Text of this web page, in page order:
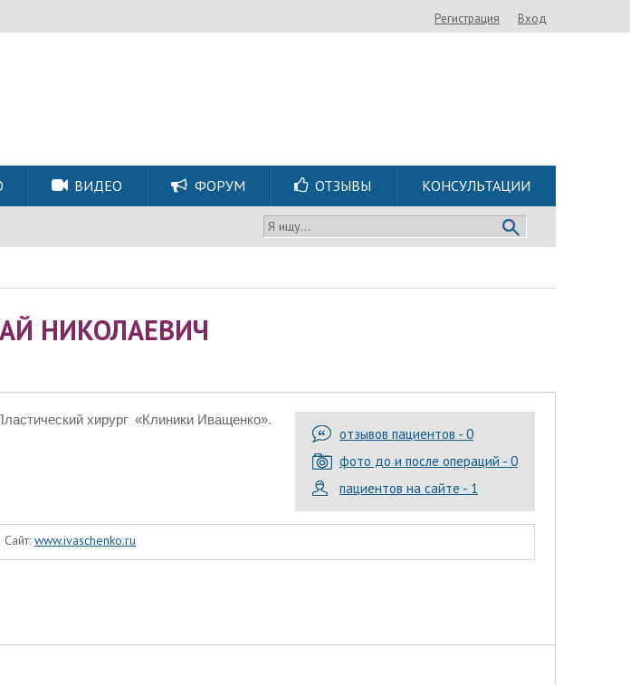
Регистрация Вход
ВИДЕО ФОРУМ ОТЗЫВЫ КОНСУЛЬТАЦИИ
Я ищу...
НИКОЛАЕВИЧ
отзывов пациентов - 0
фото до и после операций - 0
пациентов на сайте - 1
хирург «Клиники Иващенко».
Сайт: www.ivaschenko.ru